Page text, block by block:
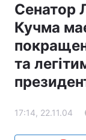
Сенатор
Кучма
та
17:14, 22.11.04